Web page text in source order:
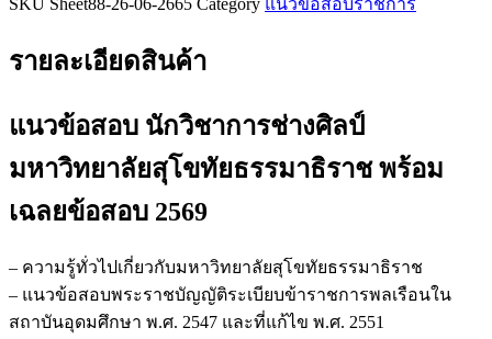
รายละเอียดสินค้า
แนวข้อสอบ นักวิชาการช่างศิลป์
มหาวิทยาลัยสุโขทัยธรรมาธิราชพร้อม
เฉลยข้อสอบ 2569
– ความรู้ทั่วไปเกี่ยวกับมหาวิทยาลัยสุโขทัยธรรมาธิราช
– แนวข้อสอบพระราชบัญญัติระเบียบข้าราชการพลเรือนใน
สถาบันอุดมศึกษา พ.ศ. 2547 และที่แก้ไข พ.ศ. 2551